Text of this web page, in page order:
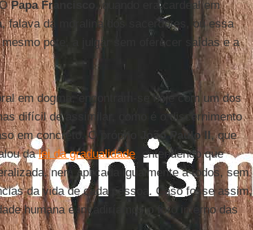
Papa Francisco
, quando era cardeal em
falava da moralina dos sacerdotes, ou essa
pote, a julgar sem oferecer saídas e a
em dogma, encontram-se hoje com um dos
difícil de assimilar, como é o discernimento
em concreto. O próprio
João Paulo II, que
dalei da gradualidade, entendendo que
nem aplicada igualmente a todos, sem
da vida de cada pessoa. Caso fosse assim,
humana e invadiríamos o foro interno das